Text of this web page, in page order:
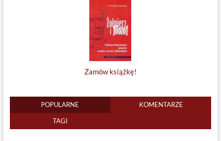
Zamów książkę!
POPULARNE KOMENTARZE
TAGI